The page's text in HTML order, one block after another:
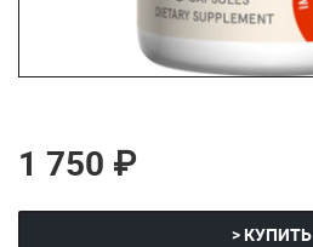
1 750 ₽
> КУПИТЬ